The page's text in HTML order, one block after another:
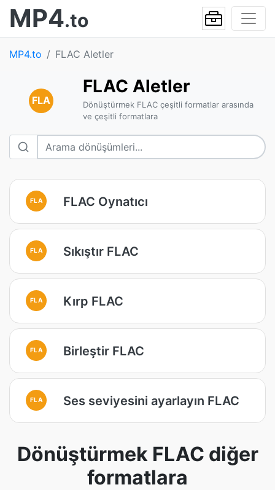
MP4.to
MP4.to FLAC Aletler
FLA
FLAC Aletler
Dönüştürmek FLAC çeşitli formatlar arasında
ve çeşitli formatlara
FLA FLAC Oynatıcı
FLA Sıkıştır FLAC
FLA Kırp FLAC
FLA Birleştir FLAC
FLA Ses seviyesini ayarlayın FLAC
Dönüştürmek FLAC diğer
formatlara